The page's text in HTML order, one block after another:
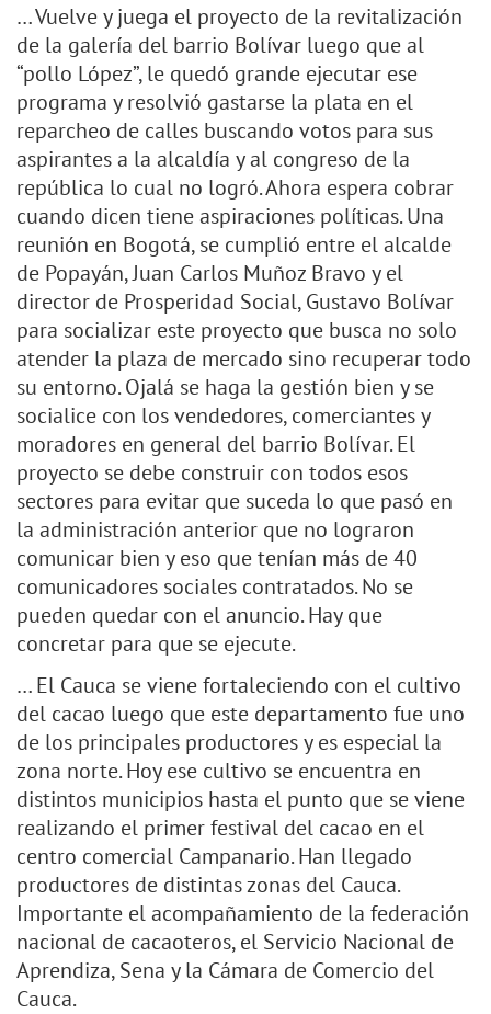
… Vuelve y juega el proyecto de la revitalización
de la galería del barrio Bolívar luego que al
“pollo López”, le quedó grande ejecutar ese
programa y resolvió gastarse la plata en el
reparcheo de calles buscando votos para sus
aspirantes a la alcaldía y al congreso de la
república lo cual no logró. Ahora espera cobrar
cuando dicen tiene aspiraciones políticas. Una
reunión en Bogotá, se cumplió entre el alcalde
de Popayán, Juan Carlos Muñoz Bravo y el
director de Prosperidad Social, Gustavo Bolívar
para socializar este proyecto que busca no solo
atender la plaza de mercado sino recuperar todo
su entorno. Ojalá se haga la gestión bien y se
socialice con los vendedores, comerciantes y
moradores en general del barrio Bolívar. El
proyecto se debe construir con todos esos
sectores para evitar que suceda lo que pasó en
la administración anterior que no lograron
comunicar bien y eso que tenían más de 40
comunicadores sociales contratados. No se
pueden quedar con el anuncio. Hay que
concretar para que se ejecute.
… El Cauca se viene fortaleciendo con el cultivo
del cacao luego que este departamento fue uno
de los principales productores y es especial la
zona norte. Hoy ese cultivo se encuentra en
distintos municipios hasta el punto que se viene
realizando el primer festival del cacao en el
centro comercial Campanario. Han llegado
productores de distintas zonas del Cauca.
Importante el acompañamiento de la federación
nacional de cacaoteros, el Servicio Nacional de
Aprendiza, Sena y la Cámara de Comercio del
Cauca.